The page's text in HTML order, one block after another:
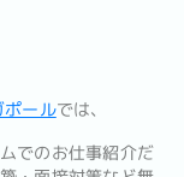
ポールでは、
でのお仕事紹介だ